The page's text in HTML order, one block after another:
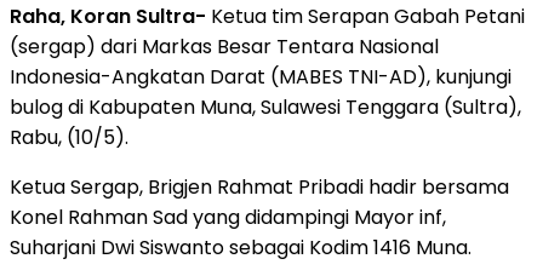
Raha, Koran Sultra- Ketua tim Serapan Gabah Petani
(sergap) dari Markas Besar Tentara Nasional
Indonesia-Angkatan Darat (MABES TNI-AD), kunjungi
bulog di Kabupaten Muna, Sulawesi Tenggara (Sultra),
Rabu, (10/5).
Ketua Sergap, Brigjen Rahmat Pribadi hadir bersama
Konel Rahman Sad yang didampingi Mayor inf,
Suharjani Dwi Siswanto sebagai Kodim 1416 Muna.